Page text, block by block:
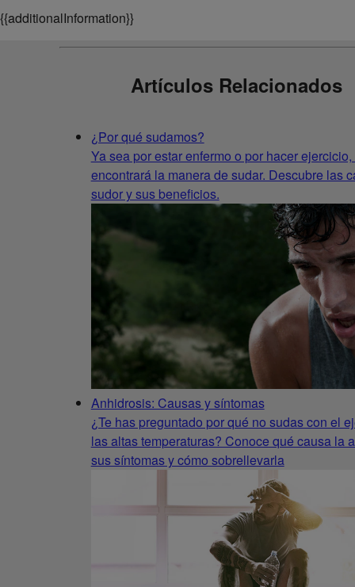
{{additionalInformation}}
Artículos Relacionados
¿Por qué sudamos?
Ya sea por estar enfermo o por hacer
encontrará la manera de sudar. Descubre las
sudor y sus beneficios.
Anhidrosis: Causas y síntomas
¿Te has preguntado por qué no sudas con el
las altas temperaturas? Conoce qué causa la
sus síntomas y cómo sobrellevarla